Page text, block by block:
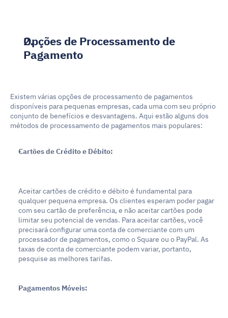
Opções de Processamento de
Pagamento
Existem várias opções de processamento de pagamentos
disponíveis para pequenas empresas, cada uma com seu próprio
conjunto de benefícios e desvantagens. Aqui estão alguns dos
métodos de processamento de pagamentos mais populares:
Cartões de Crédito e Débito:
Aceitar cartões de crédito e débito é fundamental para
qualquer pequena empresa. Os clientes esperam poder pagar
com seu cartão de preferência, e não aceitar cartões pode
limitar seu potencial de vendas. Para aceitar cartões, você
precisará configurar uma conta de comerciante com um
processador de pagamentos, como o Square ou o PayPal. As
taxas de conta de comerciante podem variar, portanto,
pesquise as melhores tarifas.
Pagamentos Móveis: